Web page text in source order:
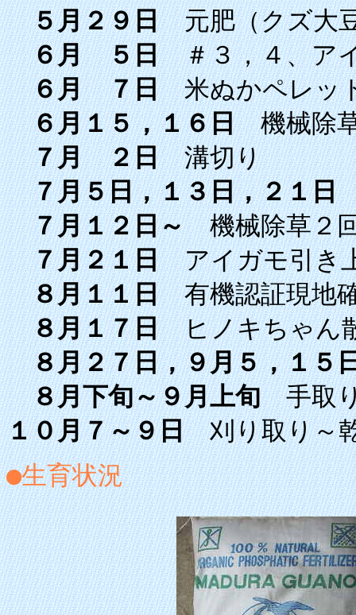
５月２９日元肥（クズ大
６月 ５日＃３，４、ア
６月 ７日米ぬかペレッ
６月１５，１６日機械除
７月 ２日溝切り
７月５日，１３日，２１日
７月１２日～機械除草２
７月２１日アイガモ引き
８月１１日有機認証現地
８月１７日ヒノキちゃん
８月２７日，９月５，１５
８月下旬～９月上旬手取
１０月７～９日刈り取り～
●生育状況